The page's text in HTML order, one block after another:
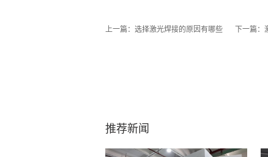
上一篇： 选择激光焊接的原因有哪些 下一篇：
推荐新闻